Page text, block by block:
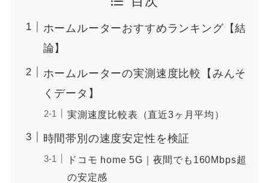
ホームルーターおすすめランキング【結
論】
ホームルーターの実測速度比較【みんそ
くデータ】
実測速度比較表（直近3ヶ月平均）
時間帯別の速度安定性を検証
ドコモ home 5G｜夜間でも160Mbps超
の安定感